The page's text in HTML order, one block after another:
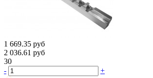
1 669.35 руб
2 036.61 руб
30
-
+